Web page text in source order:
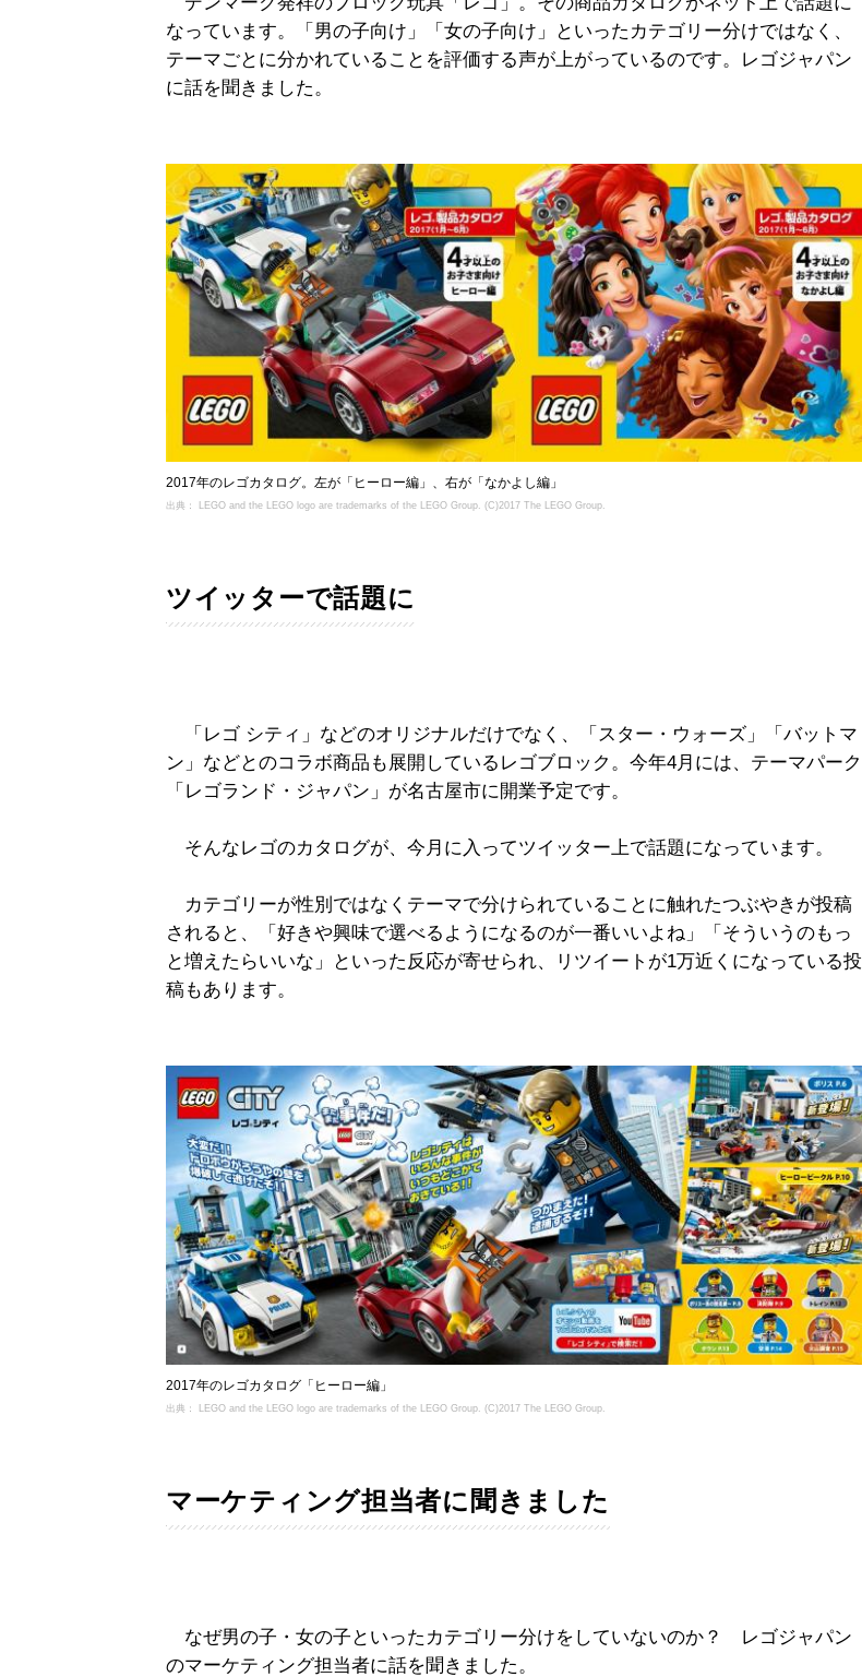
なっています。「男の子向け」「女の子向け」といったカテゴリー分けではなく、
テーマごとに分かれていることを評価する声が上がっているのです。レゴジャパン
に話を聞きました。
2017年のレゴカタログ。左が「ヒーロー編」、右が「なかよし編」
出典： LEGO and the LEGO logo are trademarks of the LEGO Group. (C)2017 The LEGO Group.
ツイッターで話題に
「レゴ シティ」などのオリジナルだけでなく、「スター・ウォーズ」「バットマ
ン」などとのコラボ商品も展開しているレゴブロック。今年4月には、テーマパーク
「レゴランド・ジャパン」が名古屋市に開業予定です。
そんなレゴのカタログが、今月に入ってツイッター上で話題になっています。
カテゴリーが性別ではなくテーマで分けられていることに触れたつぶやきが投稿
されると、「好きや興味で選べるようになるのが一番いいよね」「そういうのもっ
と増えたらいいな」といった反応が寄せられ、リツイートが1万近くになっている投
稿もあります。
2017年のレゴカタログ「ヒーロー編」
出典： LEGO and the LEGO logo are trademarks of the LEGO Group. (C)2017 The LEGO Group.
マーケティング担当者に聞きました
なぜ男の子・女の子といったカテゴリー分けをしていないのか？ レゴジャパン
のマーケティング担当者に話を聞きました。